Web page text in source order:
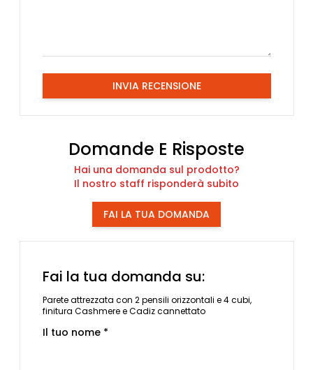
INVIA RECENSIONE
Domande E Risposte
Hai una domanda sul prodotto?
Il nostro staff risponderà subito
FAI LA TUA DOMANDA
Fai la tua domanda su:
Parete attrezzata con 2 pensili orizzontali e 4 cubi,
finitura Cashmere e Cadiz cannettato
Il tuo nome *